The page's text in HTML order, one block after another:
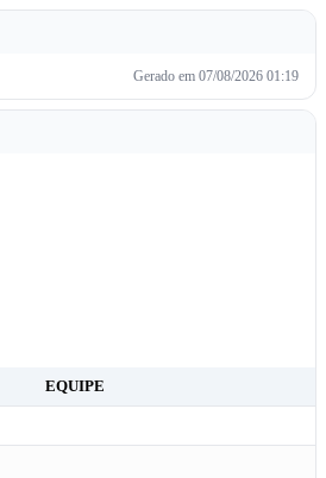
Gerado em 07/08/2026 01:19
EQUIPE